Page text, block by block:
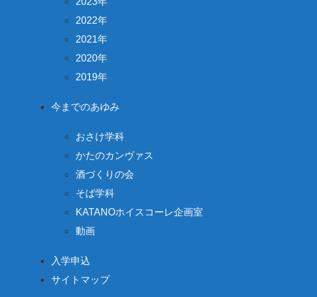
2022年
2021年
2020年
2019年
今までのあゆみ
おさけ学科
かたのカンヴァス
酒づくりの会
そば学科
KATANOホイスコーレ企画室
動画
入学申込
サイトマップ